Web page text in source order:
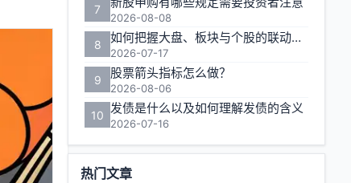
7
2026-08-08
8 如何把握大盘、板块与个股的联动效应实现收益最大化？
2026-07-17
9 股票箭头指标怎么做？
2026-08-06
10 发债是什么以及如何理解发债的含义
2026-07-16
热门文章